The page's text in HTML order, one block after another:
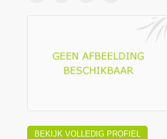
BEKIJK VOLLEDIG PROFIEL